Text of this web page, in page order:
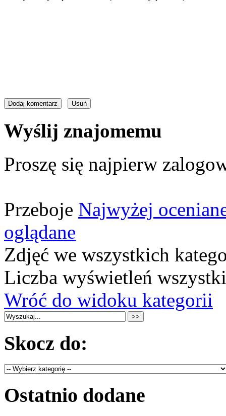
Wyślij znajomemu
Proszę się najpierw
Przeboje Najwyżej
oglądane
Zdjęć we wszystkich
Liczba wyświetleń
Wróć do widoku kategorii
Skocz do:
Ostatnio dodane